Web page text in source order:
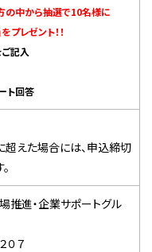
中から抽選で10名様に
プレゼント！！
記入
ト回答
えた場合には、申込締切
進・企業サポートグル
０７